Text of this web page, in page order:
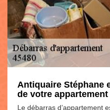
Antiquaire Stéphane
de votre appartement
Le débarras d’appartement